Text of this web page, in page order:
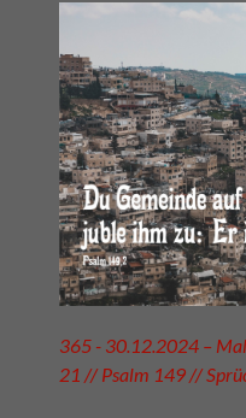
365 - 30.12.2024 –
21 // Psalm 149 //